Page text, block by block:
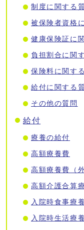
制度に関する
被保険者資格
健康保険証に
負担割合に関
保険料に関す
給付に関する
その他の質問
給付
療養の給付
高額療養費
高額療養費（
高額介護合算
入院時食事療
入院時生活療